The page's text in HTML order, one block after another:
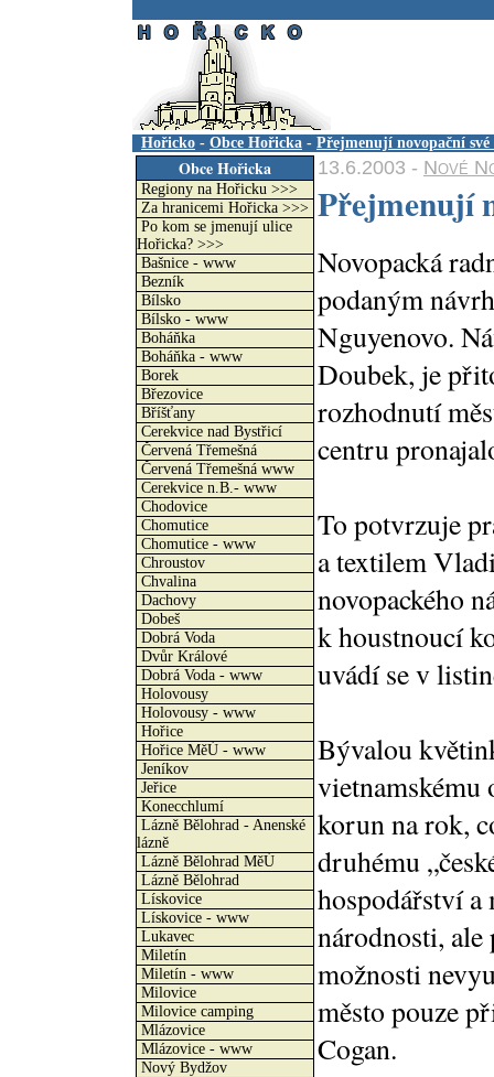
Hořicko - Obce Hořicka - Přejmenují novopační své
Obce Hořicka
Regiony na Hořicku >>>
Za hranicemi Hořicka >>>
Po kom se jmenují ulice
Hořicka? >>>
Bašnice - www
Bezník
Bílsko
Bílsko - www
Boháňka
Boháňka - www
Borek
Březovice
Bříšťany
Cerekvice nad Bystřicí
Červená Třemešná
Červená Třemešná www
Cerekvice n.B.- www
Chodovice
Chomutice
Chomutice - www
Chroustov
Chvalina
Dachovy
Dobeš
Dobrá Voda
Dvůr Králové
Dobrá Voda - www
Holovousy
Holovousy - www
Hořice
Hořice MěÚ - www
Jeníkov
Jeřice
Konecchlumí
Lázně Bělohrad - Anenské
lázně
Lázně Bělohrad MěÚ
Lázně Bělohrad
Lískovice
Lískovice - www
Lukavec
Miletín
Miletín - www
Milovice
Milovice camping
Mlázovice
Mlázovice - www
Nový Bydžov
13.6.2003 - Nové
Přejmenují
Novopacká
podaným
Nguyenovo.
Doubek, je
rozhodnutí
centru
To potvrzuje
a textilem
novopackého
k houstnoucí
uvádí se v
Bývalou
vietnamskému
korun na rok,
druhému
hospodářství a
národnosti,
možnosti
město pouze
Cogan.